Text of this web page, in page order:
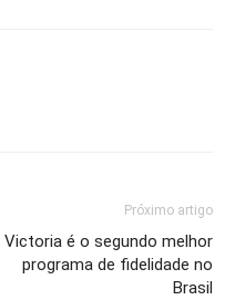
Próximo artigo
Victoria é o segundo melhor
programa de fidelidade no
Brasil